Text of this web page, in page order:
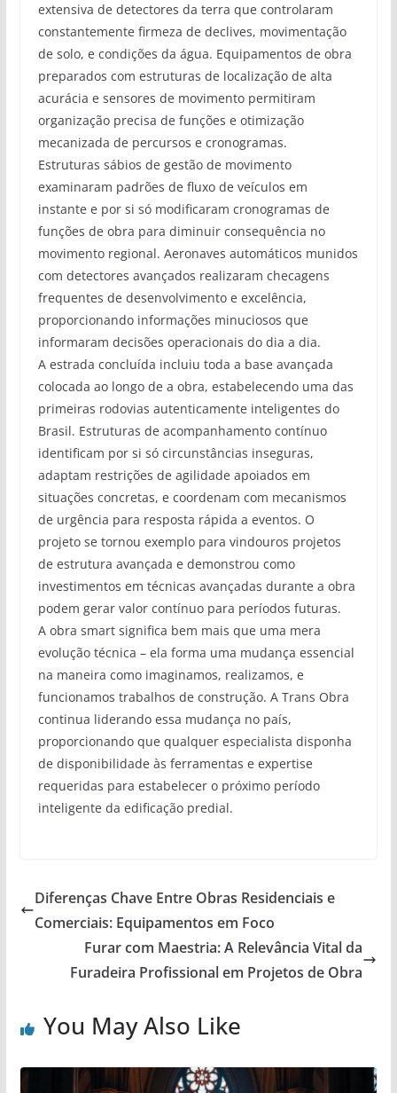
extensiva de detectores da terra que controlaram
constantemente firmeza de declives, movimentação
de solo, e condições da água. Equipamentos de obra
preparados com estruturas de localização de alta
acurácia e sensores de movimento permitiram
organização precisa de funções e otimização
mecanizada de percursos e cronogramas.
Estruturas sábios de gestão de movimento
examinaram padrões de fluxo de veículos em
instante e por si só modificaram cronogramas de
funções de obra para diminuir consequência no
movimento regional. Aeronaves automáticos munidos
com detectores avançados realizaram checagens
frequentes de desenvolvimento e excelência,
proporcionando informações minuciosos que
informaram decisões operacionais do dia a dia.
A estrada concluída incluiu toda a base avançada
colocada ao longo de a obra, estabelecendo uma das
primeiras rodovias autenticamente inteligentes do
Brasil. Estruturas de acompanhamento contínuo
identificam por si só circunstâncias inseguras,
adaptam restrições de agilidade apoiados em
situações concretas, e coordenam com mecanismos
de urgência para resposta rápida a eventos. O
projeto se tornou exemplo para vindouros projetos
de estrutura avançada e demonstrou como
investimentos em técnicas avançadas durante a obra
podem gerar valor contínuo para períodos futuras.
A obra smart significa bem mais que uma mera
evolução técnica – ela forma uma mudança essencial
na maneira como imaginamos, realizamos, e
funcionamos trabalhos de construção. A Trans Obra
continua liderando essa mudança no país,
proporcionando que qualquer especialista disponha
de disponibilidade às ferramentas e expertise
requeridas para estabelecer o próximo período
inteligente da edificação predial.
Diferenças Chave Entre Obras Residenciais e
Comerciais: Equipamentos em Foco
Furar com Maestria: A Relevância Vital da
Furadeira Profissional em Projetos de Obra
You May Also Like